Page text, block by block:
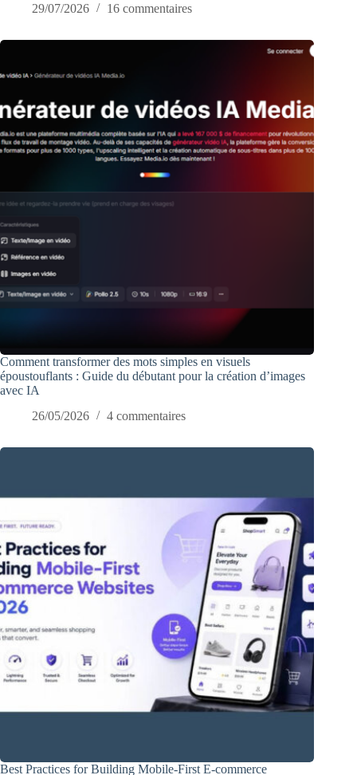
29/07/2026
16 commentaires
Comment transformer des mots simples en visuels
époustouflants : Guide du débutant pour la création d’images
avec IA
26/05/2026
4 commentaires
Best Practices for Building Mobile-First E-commerce